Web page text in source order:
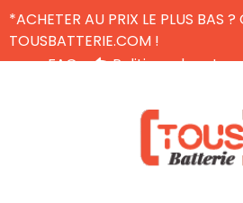
*ACHETER AU PRIX LE PLUS BAS ?
TOUSBATTERIE.COM !
FAQ
Politique de retour